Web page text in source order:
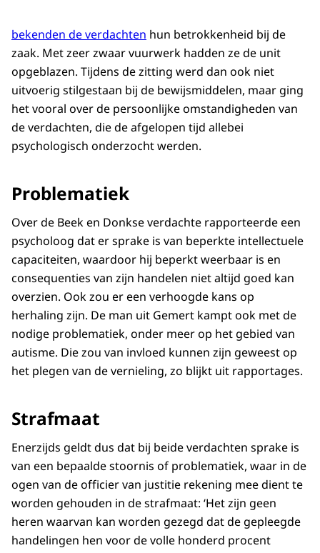
bekenden de verdachten hun betrokkenheid bij de
zaak. Met zeer zwaar vuurwerk hadden ze de unit
opgeblazen. Tijdens de zitting werd dan ook niet
uitvoerig stilgestaan bij de bewijsmiddelen, maar ging
het vooral over de persoonlijke omstandigheden van
de verdachten, die de afgelopen tijd allebei
psychologisch onderzocht werden.
Problematiek
Over de Beek en Donkse verdachte rapporteerde een
psycholoog dat er sprake is van beperkte intellectuele
capaciteiten, waardoor hij beperkt weerbaar is en
consequenties van zijn handelen niet altijd goed kan
overzien. Ook zou er een verhoogde kans op
herhaling zijn. De man uit Gemert kampt ook met de
nodige problematiek, onder meer op het gebied van
autisme. Die zou van invloed kunnen zijn geweest op
het plegen van de vernieling, zo blijkt uit rapportages.
Strafmaat
Enerzijds geldt dus dat bij beide verdachten sprake is
van een bepaalde stoornis of problematiek, waar in de
ogen van de officier van justitie rekening mee dient te
worden gehouden in de strafmaat: ‘Het zijn geen
heren waarvan kan worden gezegd dat de gepleegde
handelingen hen voor de volle honderd procent